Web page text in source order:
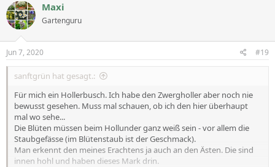
Maxi
Gartenguru
Jun 7, 2020 #19
sanftgrün hat gesagt.:
Für mich ein Hollerbusch. Ich habe den Zwergholler aber noch nie
bewusst gesehen. Muss mal schauen, ob ich den hier überhaupt
mal wo sehe...
Die Blüten müssen beim Hollunder ganz weiß sein - vor allem die
Staubgefässe (im Blütenstaub ist der Geschmack).
Man erkennt den meines Erachtens ja auch an den Ästen. Die sind
innen hohl und haben dieses Mark drin.